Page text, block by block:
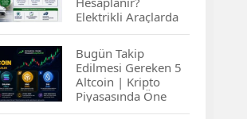
Elektrikli Araçlarda
MTV Nasıl
Hesaplanır? MTV
Borcu Nasıl
Sorgulanır?
Bugün Takip
Edilmesi Gereken 5
Altcoin | Kripto
Piyasasında Öne
Çıkan Projeler